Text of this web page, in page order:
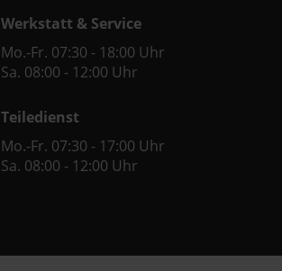
Werkstatt & Service
Mo.-Fr. 07:30 - 18:00 Uhr
Sa. 08:00 - 12:00 Uhr
Teiledienst
Mo.-Fr. 07:30 - 17:00 Uhr
Sa. 08:00 - 12:00 Uhr